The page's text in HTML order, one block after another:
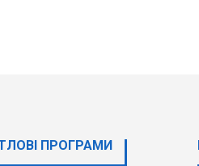
ПРОГРАМИ